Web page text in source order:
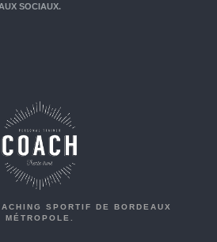
SOCIAUX.
SPORTIF DE BORDEAUX
MÉTROPOLE.